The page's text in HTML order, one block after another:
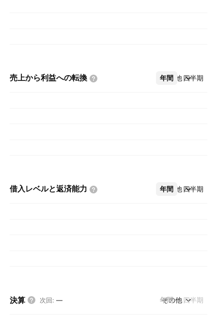
売上から利益への転換 年間 四半期
その他
借入レベルと返済能力 年間 四半期
その他
決算 次回: — 年間 四半期
その他